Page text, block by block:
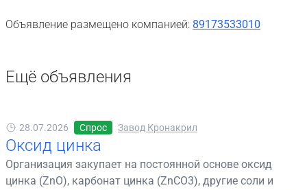
Объявление размещено компанией: 89173533010
Ещё объявления
28.07.2026 Спрос Завод Кронакрил
Оксид цинка
Организация закупает на постоянной основе оксид
цинка (ZnO), карбонат цинка (ZnCO3), другие соли и